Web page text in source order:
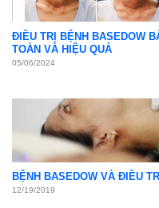
ĐIỀU TRỊ BỆNH BASEDOW
TOÀN VÀ HIỆU QUẢ
05/06/2024
BỆNH BASEDOW VÀ ĐIỀU
12/19/2019